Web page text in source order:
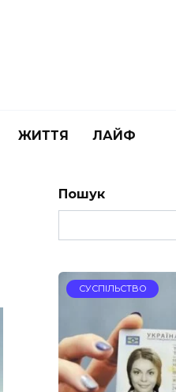
ЖИТТЯ ЛАЙФ
Пошук
СУСПІЛЬСТВО